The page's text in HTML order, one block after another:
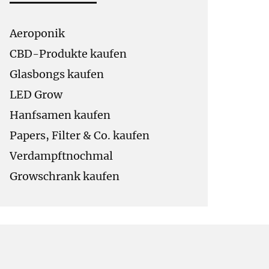
Aeroponik
CBD-Produkte kaufen
Glasbongs kaufen
LED Grow
Hanfsamen kaufen
Papers, Filter & Co. kaufen
Verdampftnochmal
Growschrank kaufen